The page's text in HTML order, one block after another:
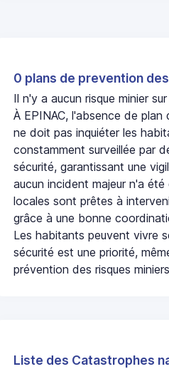
0 plans de prevention
Il n'y a aucun risque minier
À EPINAC, l'absence de plan
ne doit pas inquiéter les
constamment surveillée par
sécurité, garantissant une
aucun incident majeur n'a
locales sont prêtes à
grâce à une bonne
Les habitants peuvent vivre
sécurité est une priorité,
prévention des risques
Liste des Catastrophes